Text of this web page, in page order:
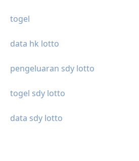
togel
data hk lotto
pengeluaran sdy lotto
togel sdy lotto
data sdy lotto